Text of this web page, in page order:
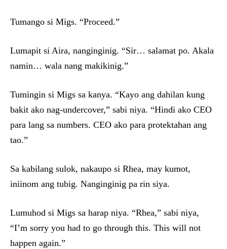
Tumango si Migs. “Proceed.”
Lumapit si Aira, nanginginig. “Sir… salamat po. Akala
namin… wala nang makikinig.”
Tumingin si Migs sa kanya. “Kayo ang dahilan kung
bakit ako nag-undercover,” sabi niya. “Hindi ako CEO
para lang sa numbers. CEO ako para protektahan ang
tao.”
Sa kabilang sulok, nakaupo si Rhea, may kumot,
iniinom ang tubig. Nanginginig pa rin siya.
Lumuhod si Migs sa harap niya. “Rhea,” sabi niya,
“I’m sorry you had to go through this. This will not
happen again.”